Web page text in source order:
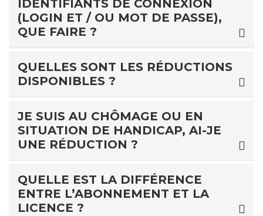
IDENTIFIANTS DE CONNEXION
(LOGIN ET / OU MOT DE PASSE),
QUE FAIRE ?
QUELLES SONT LES RÉDUCTIONS
DISPONIBLES ?
JE SUIS AU CHÔMAGE OU EN
SITUATION DE HANDICAP, AI-JE
UNE RÉDUCTION ?
QUELLE EST LA DIFFÉRENCE
ENTRE L’ABONNEMENT ET LA
LICENCE ?